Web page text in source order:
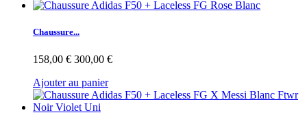
Chaussure...
158,00 € 300,00 €
Ajouter au panier